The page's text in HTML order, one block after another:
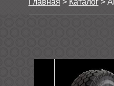
Главная > Каталог>